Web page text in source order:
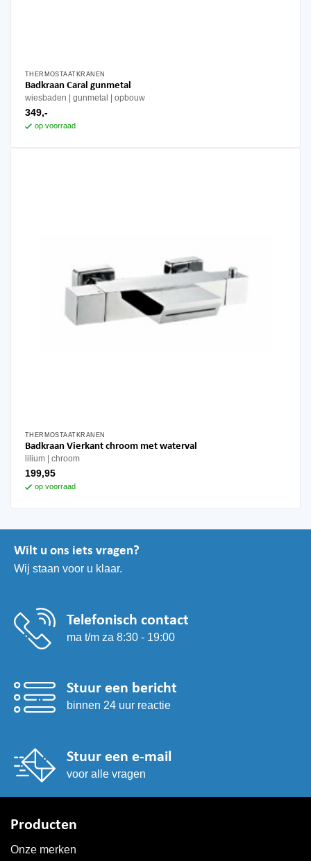
THERMOSTAATKRANEN
Badkraan Caral gunmetal
wiesbaden gunmetal opbouw
349,-
op voorraad
THERMOSTAATKRANEN
Badkraan Vierkant chroom met waterval
lilium chroom
199,95
op voorraad
Wilt u ons iets vragen?
Wij staan voor u klaar.
Telefonisch contact
ma t/m za 8:30 - 19:00
Stuur een bericht
binnen 24 uur reactie
Stuur een e-mail
voor alle vragen
Producten
Onze merken